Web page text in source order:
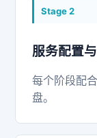
Stage2
服务配置
每个阶段配
盘。